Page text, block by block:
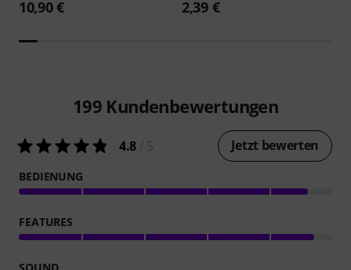
10,90 € 2,39 €
199 Kundenbewertungen
4.8 Jetzt bewerten
BEDIENUNG
FEATURES